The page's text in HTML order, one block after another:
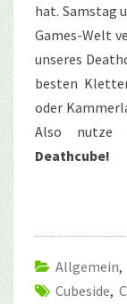
hat. Samstag
Games-Welt
unseres
besten
oder
Also nutze
Deathcube!
Allgemein,
Cubeside,